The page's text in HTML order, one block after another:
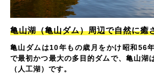
亀山湖（亀山ダム）周辺で自然に癒
亀山ダムは10年もの歳月をかけ昭和56
で最初かつ最大の多目的ダムで、亀山湖
（人工湖）です。